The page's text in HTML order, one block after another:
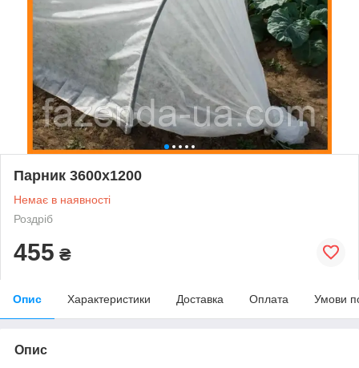
Парник 3600х1200
Немає в наявності
Роздріб
455 ₴
Опис Характеристики Доставка Оплата Умови
Опис